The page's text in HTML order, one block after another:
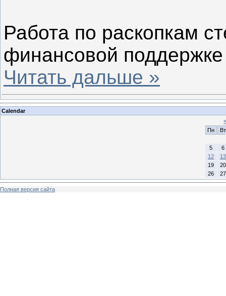
Работа по раскопкам
финансовой
Читать дальше »
Calendar
«
Пн
Вт
5
6
12
13
19
20
26
27
Полная версия сайта